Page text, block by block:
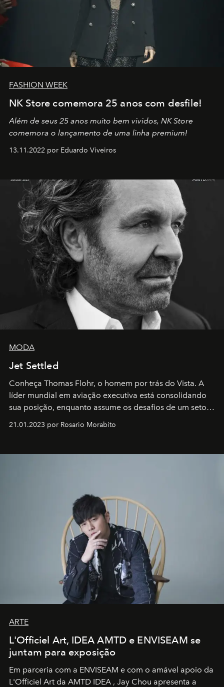
FASHION WEEK
NK Store comemora 25 anos com desfile!
Além de seus 25 anos muito bem vividos, NK Store
comemora o lançamento de uma linha premium!
13.11.2022 por Eduardo Viveiros
MODA
Jet Settled
Conheça Thomas Flohr, o homem por trás do Vista. A
líder mundial em aviação executiva está consolidando
sua posição, enquanto assume os desafios de um setor
21.01.2023 por Rosario Morabito
ARTE
L'Officiel Art, IDEA AMTD e ENVISEAM se
juntam para exposição
Em parceria com a ENVISEAM e com o amável apoio da
L'Officiel Art da AMTD IDEA , Jay Chou apresenta a